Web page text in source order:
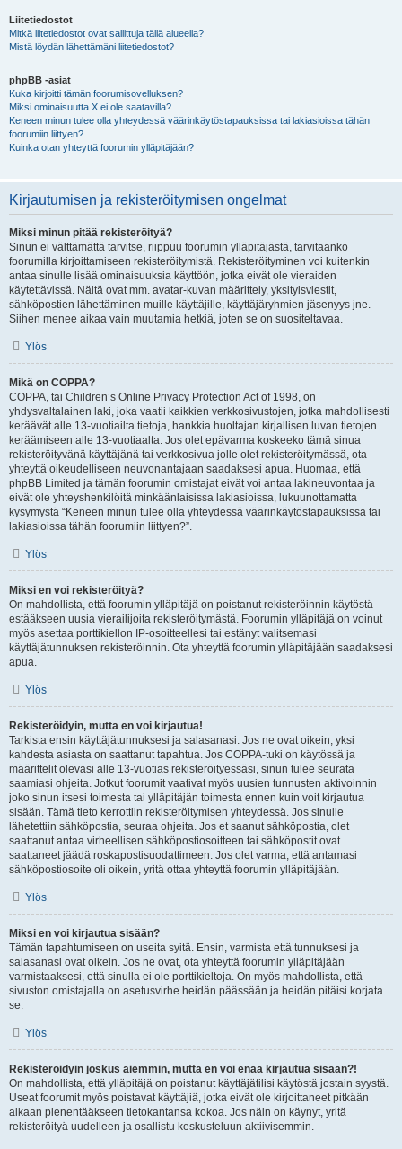
Liitetiedostot
Mitkä liitetiedostot ovat sallittuja tällä alueella?
Mistä löydän lähettämäni liitetiedostot?
phpBB -asiat
Kuka kirjoitti tämän foorumisovelluksen?
Miksi ominaisuutta X ei ole saatavilla?
Keneen minun tulee olla yhteydessä väärinkäytöstapauksissa tai lakiasioissa tähän
foorumiin liittyen?
Kuinka otan yhteyttä foorumin ylläpitäjään?
Kirjautumisen ja rekisteröitymisen ongelmat
Miksi minun pitää rekisteröityä?
Sinun ei välttämättä tarvitse, riippuu foorumin ylläpitäjästä, tarvitaanko
foorumilla kirjoittamiseen rekisteröitymistä. Rekisteröityminen voi kuitenkin
antaa sinulle lisää ominaisuuksia käyttöön, jotka eivät ole vieraiden
käytettävissä. Näitä ovat mm. avatar-kuvan määrittely, yksityisviestit,
sähköpostien lähettäminen muille käyttäjille, käyttäjäryhmien jäsenyys jne.
Siihen menee aikaa vain muutamia hetkiä, joten se on suositeltavaa.
Ylös
Mikä on COPPA?
COPPA, tai Children’s Online Privacy Protection Act of 1998, on
yhdysvaltalainen laki, joka vaatii kaikkien verkkosivustojen, jotka mahdollisesti
keräävät alle 13-vuotiailta tietoja, hankkia huoltajan kirjallisen luvan tietojen
keräämiseen alle 13-vuotiaalta. Jos olet epävarma koskeeko tämä sinua
rekisteröityvänä käyttäjänä tai verkkosivua jolle olet rekisteröitymässä, ota
yhteyttä oikeudelliseen neuvonantajaan saadaksesi apua. Huomaa, että
phpBB Limited ja tämän foorumin omistajat eivät voi antaa lakineuvontaa ja
eivät ole yhteyshenkilöitä minkäänlaisissa lakiasioissa, lukuunottamatta
kysymystä “Keneen minun tulee olla yhteydessä väärinkäytöstapauksissa tai
lakiasioissa tähän foorumiin liittyen?”.
Ylös
Miksi en voi rekisteröityä?
On mahdollista, että foorumin ylläpitäjä on poistanut rekisteröinnin käytöstä
estääkseen uusia vierailijoita rekisteröitymästä. Foorumin ylläpitäjä on voinut
myös asettaa porttikiellon IP-osoitteellesi tai estänyt valitsemasi
käyttäjätunnuksen rekisteröinnin. Ota yhteyttä foorumin ylläpitäjään saadaksesi
apua.
Ylös
Rekisteröidyin, mutta en voi kirjautua!
Tarkista ensin käyttäjätunnuksesi ja salasanasi. Jos ne ovat oikein, yksi
kahdesta asiasta on saattanut tapahtua. Jos COPPA-tuki on käytössä ja
määrittelit olevasi alle 13-vuotias rekisteröityessäsi, sinun tulee seurata
saamiasi ohjeita. Jotkut foorumit vaativat myös uusien tunnusten aktivoinnin
joko sinun itsesi toimesta tai ylläpitäjän toimesta ennen kuin voit kirjautua
sisään. Tämä tieto kerrottiin rekisteröitymisen yhteydessä. Jos sinulle
lähetettiin sähköpostia, seuraa ohjeita. Jos et saanut sähköpostia, olet
saattanut antaa virheellisen sähköpostiosoitteen tai sähköpostit ovat
saattaneet jäädä roskapostisuodattimeen. Jos olet varma, että antamasi
sähköpostiosoite oli oikein, yritä ottaa yhteyttä foorumin ylläpitäjään.
Ylös
Miksi en voi kirjautua sisään?
Tämän tapahtumiseen on useita syitä. Ensin, varmista että tunnuksesi ja
salasanasi ovat oikein. Jos ne ovat, ota yhteyttä foorumin ylläpitäjään
varmistaaksesi, että sinulla ei ole porttikieltoja. On myös mahdollista, että
sivuston omistajalla on asetusvirhe heidän päässään ja heidän pitäisi korjata
se.
Ylös
Rekisteröidyin joskus aiemmin, mutta en voi enää kirjautua sisään?!
On mahdollista, että ylläpitäjä on poistanut käyttäjätilisi käytöstä jostain syystä.
Useat foorumit myös poistavat käyttäjiä, jotka eivät ole kirjoittaneet pitkään
aikaan pienentääkseen tietokantansa kokoa. Jos näin on käynyt, yritä
rekisteröityä uudelleen ja osallistu keskusteluun aktiivisemmin.